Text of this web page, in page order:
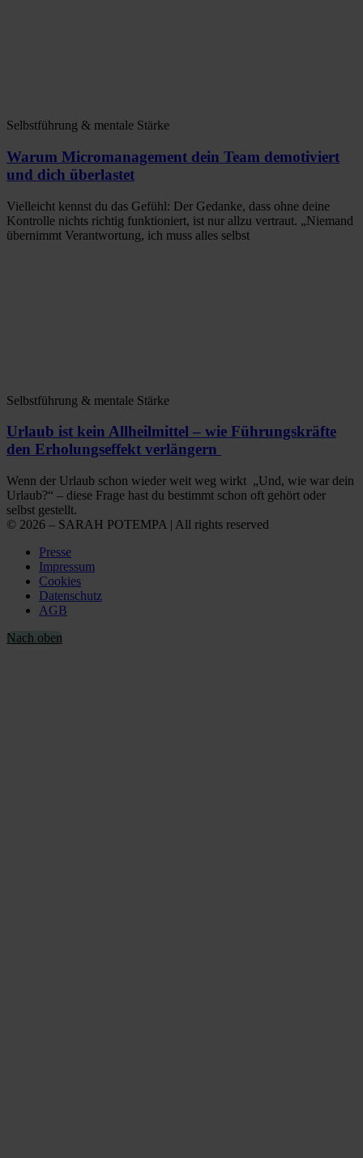
Selbstführung & mentale Stärke
Warum Micromanagement dein Team demotiviert
und dich überlastet
Vielleicht kennst du das Gefühl: Der Gedanke, dass ohne deine
Kontrolle nichts richtig funktioniert, ist nur allzu vertraut. „Niemand
übernimmt Verantwortung, ich muss alles selbst
Selbstführung & mentale Stärke
Urlaub ist kein Allheilmittel – wie Führungskräfte
den Erholungseffekt verlängern
Wenn der Urlaub schon wieder weit weg wirkt „Und, wie war dein
Urlaub?“ – diese Frage hast du bestimmt schon oft gehört oder
selbst gestellt.
© 2026 – SARAH POTEMPA | All rights reserved
Presse
Impressum
Cookies
Datenschutz
AGB
Nach oben